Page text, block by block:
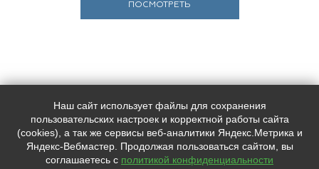
ПОСМОТРЕТЬ
65438.pmview.ru © 2026
Наш адрес:
Индекс, Санкт-Петербург,
Лиговский пр. 228
Контакты:
+7 (812) 0000000
+7 ( 812) 0000000
support@placemark.ru
Мы в социальных сетях:
Наш сайт использует файлы для сохранения
пользовательских настроек и корректной работы сайта
(cookies), а так же сервисы веб-аналитики Яндекс.Метрика и
Яндекс-Вебмастер. Продолжая пользоваться сайтом, вы
соглашаетесь с политикой конфиденциальности